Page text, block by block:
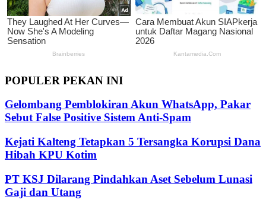
POPULER PEKAN INI
Gelombang Pemblokiran Akun WhatsApp, Pakar
Sebut False Positive Sistem Anti-Spam
Kejati Kalteng Tetapkan 5 Tersangka Korupsi Dana
Hibah KPU Kotim
PT KSJ Dilarang Pindahkan Aset Sebelum Lunasi
Gaji dan Utang